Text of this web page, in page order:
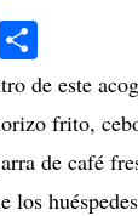
de este
frito,
de café
los